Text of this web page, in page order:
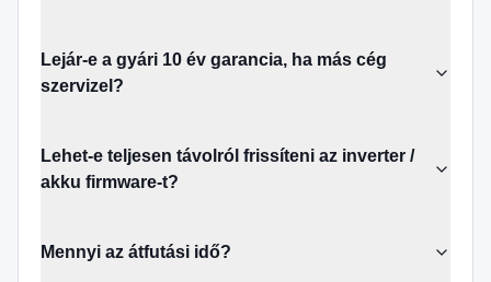
Lejár-e a gyári 10 év garancia, ha más cég
szervizel?
Lehet-e teljesen távolról frissíteni az inverter /
akku firmware-t?
Mennyi az átfutási idő?